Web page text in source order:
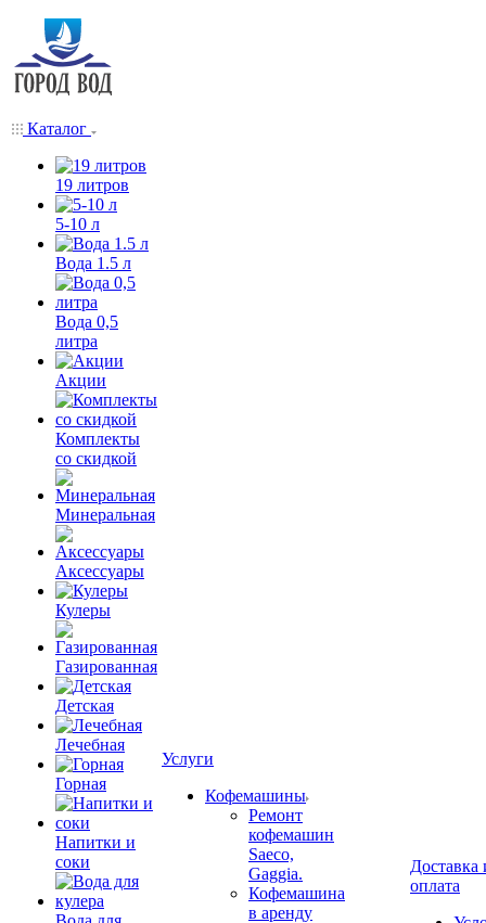
Каталог
19 литров
5-10 л
Вода 1.5 л
Вода 0,5
литра
Акции
Комплекты
со скидкой
Минеральная
Аксессуары
Кулеры
Газированная
Детская
Лечебная
Горная
Напитки и
соки
Услуги
Кофемашины
Ремонт
кофемашин
Saeco,
Gaggia.
Кофемашина
в аренду
Доставка
оплата